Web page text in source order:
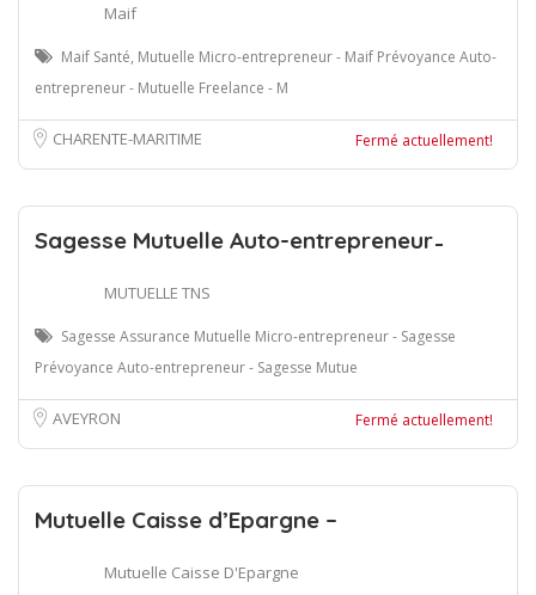
Maif
Maif Santé, Mutuelle Micro-entrepreneur - Maif Prévoyance Auto-
entrepreneur - Mutuelle Freelance - M
CHARENTE-MARITIME Fermé actuellement!
Sagesse Mutuelle Auto-entrepreneur ̵
MUTUELLE TNS
Sagesse Assurance Mutuelle Micro-entrepreneur - Sagesse
Prévoyance Auto-entrepreneur - Sagesse Mutue
AVEYRON Fermé actuellement!
Mutuelle Caisse d’Epargne –
Mutuelle Caisse D'Epargne